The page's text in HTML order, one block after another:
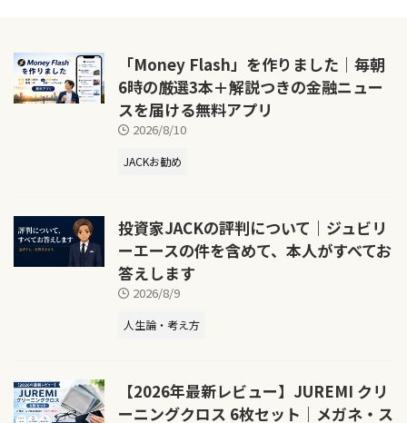
「Money Flash」を作りました｜毎朝
6時の厳選3本＋解説つきの金融ニュー
スを届ける無料アプリ
2026/8/10
JACKお勧め
投資家JACKの評判について｜ジュビリ
ーエースの件を含めて、本人がすべてお
答えします
2026/8/9
人生論・考え方
【2026年最新レビュー】JUREMI クリ
ーニングクロス 6枚セット｜メガネ・ス